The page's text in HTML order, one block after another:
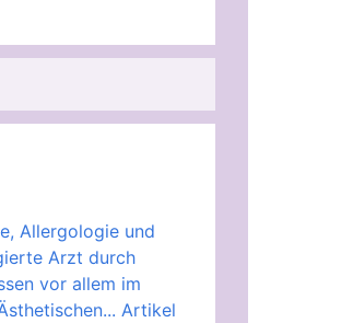
Allergologie und
Arzt durch
vor allem im
Artikel